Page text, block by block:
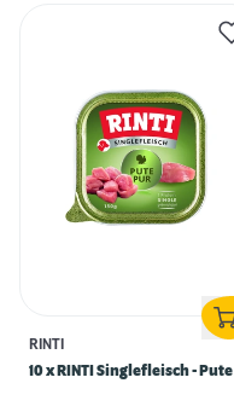
RINTI
10 x RINTI Singlefleisch - Pute